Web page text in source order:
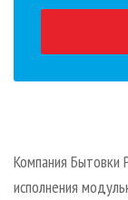
Компания Бытовки
исполнения